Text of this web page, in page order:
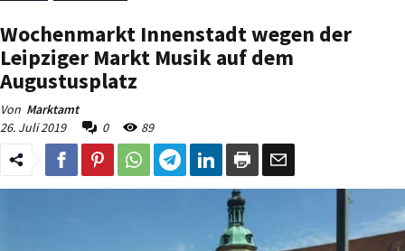
Wochenmarkt Innenstadt wegen der
Leipziger Markt Musik auf dem
Augustusplatz
Von Marktamt
26. Juli 2019
0 89